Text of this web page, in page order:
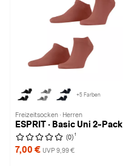
+5 Farben
Freizeitsocken · Herren
ESPRIT · Basic Uni 2-Pack
(0) 1
7,00 € UVP 9,99 €